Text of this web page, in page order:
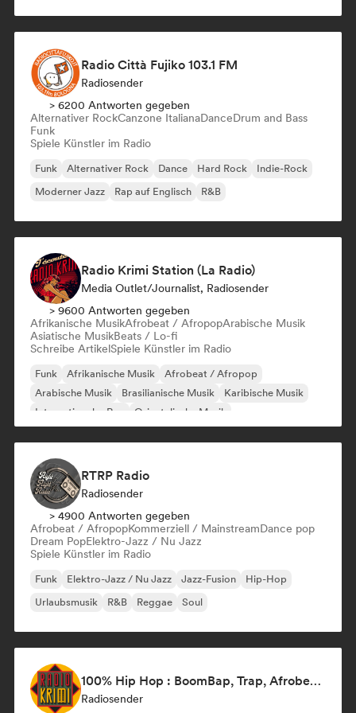
Radio Città Fujiko 103.1 FM
Radiosender
> 6200 Antworten gegeben
Alternativer RockCanzone ItalianaDanceDrum and Bass
Funk
Spiele Künstler im Radio
Funk Alternativer Rock Dance Hard Rock
Indie-Rock
Moderner Jazz
Rap auf Englisch R&B
Radio Krimi Station (La Radio)
Media Outlet/Journalist, Radiosender
> 9600 Antworten gegeben
Afrikanische MusikAfrobeat / AfropopArabische Musik
Asiatische MusikBeats / Lo-fi
Schreibe ArtikelSpiele Künstler im Radio
Funk Afrikanische Musik
Afrobeat / Afropop
Arabische Musik
Brasilianische Musik
Karibische Musik
Internationaler Rap
Orientalische Musik
RTRP Radio
Radiosender
> 4900 Antworten gegeben
Afrobeat / AfropopKommerziell / MainstreamDance pop
Dream PopElektro-Jazz / Nu Jazz
Spiele Künstler im Radio
Funk Elektro-Jazz / Nu Jazz Jazz-Fusion
Hip-Hop
Urlaubsmusik
R&B Reggae Soul
100% Hip Hop : BoomBap, Trap, Afrobeats !
Radiosender